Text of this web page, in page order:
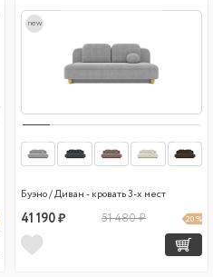
new
Буэно / Диван - кровать 3-х мест
41 190 ₽ 51 480 ₽ 20 %